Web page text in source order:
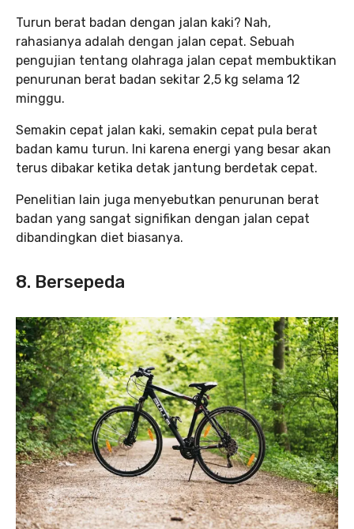
Turun berat badan dengan jalan kaki? Nah,
rahasianya adalah dengan jalan cepat. Sebuah
pengujian tentang olahraga jalan cepat membuktikan
penurunan berat badan sekitar 2,5 kg selama 12
minggu.
Semakin cepat jalan kaki, semakin cepat pula berat
badan kamu turun. Ini karena energi yang besar akan
terus dibakar ketika detak jantung berdetak cepat.
Penelitian lain juga menyebutkan penurunan berat
badan yang sangat signifikan dengan jalan cepat
dibandingkan diet biasanya.
8. Bersepeda